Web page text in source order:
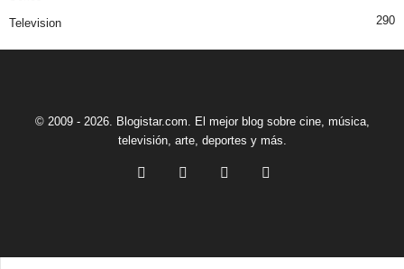
Television 290
© 2009 - 2026. Blogistar.com. El mejor blog sobre cine, música,
televisión, arte, deportes y más.